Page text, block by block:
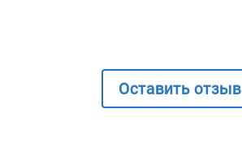
Оставить отзыв